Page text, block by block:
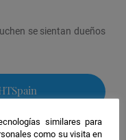
se sientan dueños
similares para
como su visita en